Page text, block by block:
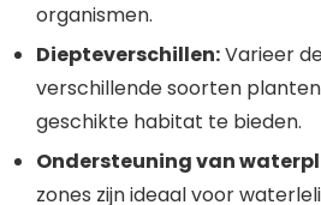
organismen.
Diepteverschillen:Varieer
verschillende soorten
geschikte habitat te bieden.
Ondersteuning van
zones zijn ideaal voor